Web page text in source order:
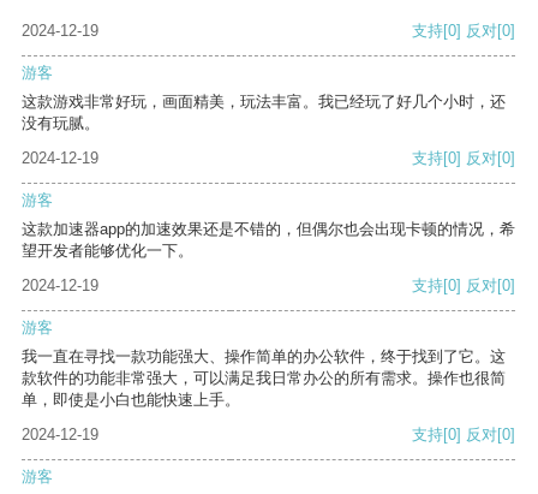
2024-12-19 支持[0] 反对[0]
游客
这款游戏非常好玩，画面精美，玩法丰富。我已经玩了好几个小时，还
没有玩腻。
2024-12-19
支持[0] 反对[0]
游客
这款加速器app的加速效果还是不错的，但偶尔也会出现卡顿的情况，希
望开发者能够优化一下。
2024-12-19
支持[0] 反对[0]
游客
我一直在寻找一款功能强大、操作简单的办公软件，终于找到了它。这
款软件的功能非常强大，可以满足我日常办公的所有需求。操作也很简
单，即使是小白也能快速上手。
2024-12-19
支持[0] 反对[0]
游客